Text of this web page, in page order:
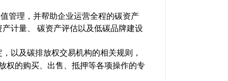
管理，并帮助企业运营全程的碳资产
计量、
碳资产评估以及低碳品牌建设
以及碳排放权交易机构的相关规则，
权的购买、出售、抵押等各项操作的专